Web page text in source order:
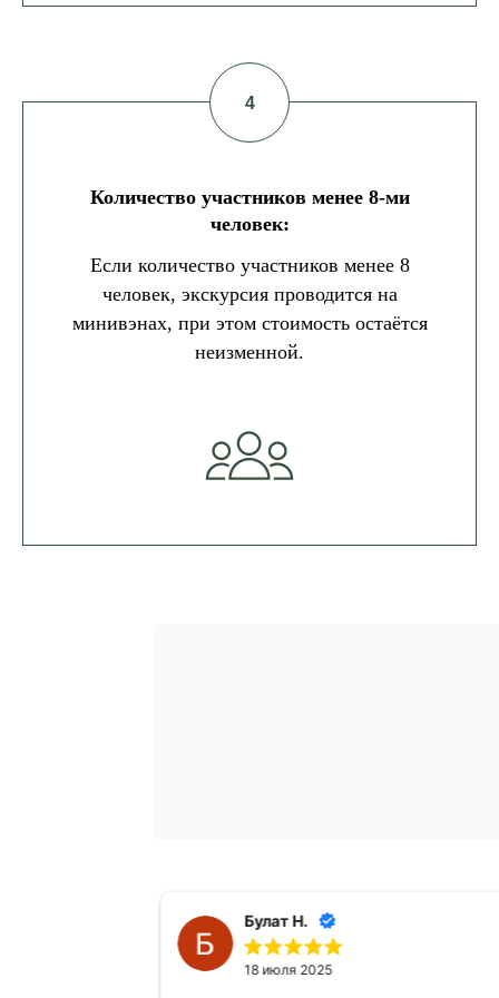
Количество участников менее 8-ми
человек:
Если количество участников менее 8
человек, экскурсия проводится на
минивэнах, при этом стоимость остаётся
неизменной.
Булат Н.
18 июля 2025